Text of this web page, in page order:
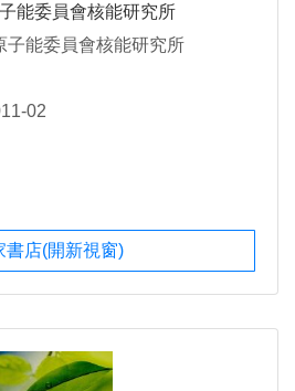
能委員會核能研究所
子能委員會核能研究所
02
書店(開新視窗)